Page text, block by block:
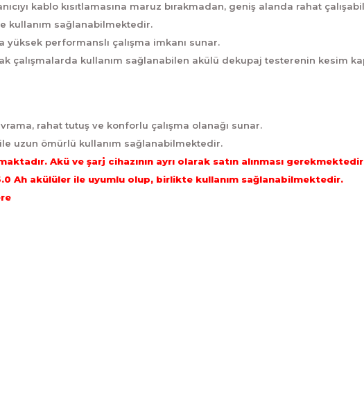
kablo kısıtlamasına maruz bırakmadan, geniş alanda rahat
kullanım sağlanabilmektedir.
performanslı çalışma imkanı sunar.
çalışmalarda kullanım sağlanabilen akülü dekupaj testerenin kesim
rahat tutuş ve konforlu çalışma olanağı sunar.
uzun ömürlü kullanım sağlanabilmektedir.
Akü ve şarj cihazının ayrı olarak satın alınması
Ah akülüler ile uyumlu olup, birlikte kullanım sağlanabilmektedir.